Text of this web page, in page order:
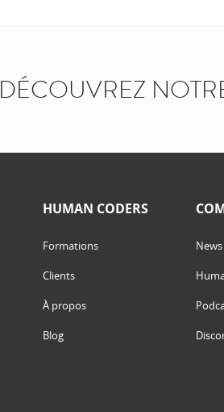
DÉCOUVREZ
HUMAN CODERS
Formations
Clients
À propos
Blog
News